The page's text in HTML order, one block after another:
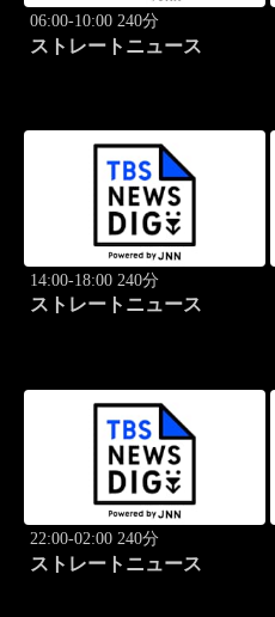
06:00-10:00 240分
ストレートニュース
14:00-18:00 240分
ストレートニュース
22:00-02:00 240分
ストレートニュース